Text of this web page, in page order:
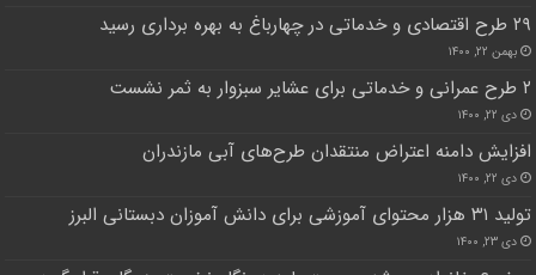
۲۹ طرح اقتصادی و خدماتی در چهارباغ به بهره برداری رسید
بهمن ۲۲, ۱۴۰۰
۲ طرح عمرانی و خدماتی برای عشایر سبزوار به ثمر نشست
دی ۲۲, ۱۴۰۰
افزایش دامنه اعتراض‌ منتقدان طرح‌های آبی مازندران
دی ۲۲, ۱۴۰۰
تولید ۳۱ هزار محتوای آموزشی برای دانش آموزان دبستانی البرز
دی ۲۳, ۱۴۰۰